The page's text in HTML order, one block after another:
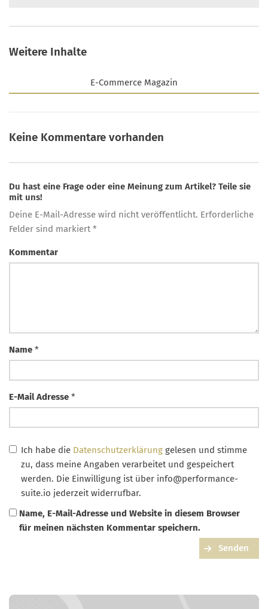
Weitere Inhalte
E-Commerce Magazin
Keine Kommentare vorhanden
Du hast eine Frage oder eine Meinung zum Artikel? Teile sie
mit uns!
Deine E-Mail-Adresse wird nicht veröffentlicht. Erforderliche
Felder sind markiert *
Kommentar
Name *
E-Mail Adresse *
Ich habe die Datenschutzerklärung gelesen und stimme
zu, dass meine Angaben verarbeitet und gespeichert
werden. Die Einwilligung ist über info@performance-
suite.io jederzeit widerrufbar.
Name, E-Mail-Adresse und Website in diesem Browser
für meinen nächsten Kommentar speichern.
Senden